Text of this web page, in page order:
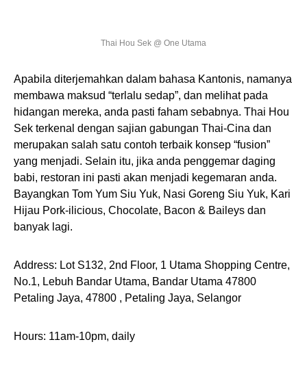
Thai Hou Sek @ One Utama
Apabila diterjemahkan dalam bahasa Kantonis, namanya
membawa maksud “terlalu sedap”, dan melihat pada
hidangan mereka, anda pasti faham sebabnya. Thai Hou
Sek terkenal dengan sajian gabungan Thai-Cina dan
merupakan salah satu contoh terbaik konsep “fusion”
yang menjadi. Selain itu, jika anda penggemar daging
babi, restoran ini pasti akan menjadi kegemaran anda.
Bayangkan Tom Yum Siu Yuk, Nasi Goreng Siu Yuk, Kari
Hijau Pork-ilicious, Chocolate, Bacon & Baileys dan
banyak lagi.
Address: Lot S132, 2nd Floor, 1 Utama Shopping Centre,
No.1, Lebuh Bandar Utama, Bandar Utama 47800
Petaling Jaya, 47800 , Petaling Jaya, Selangor
Hours: 11am-10pm, daily